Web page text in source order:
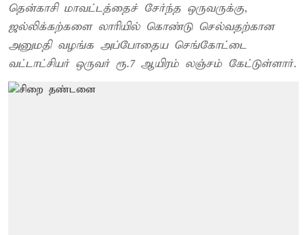
தென்காசி மாவட்டத்தைச் சேர்ந்த ஒருவருக்கு,
ஜல்லிக்கற்களை லாரியில் கொண்டு செல்வதற்கான
அனுமதி வழங்க அப்போதைய செங்கோட்டை
வட்டாட்சியர் ஒருவர் ரூ.7 ஆயிரம் லஞ்சம் கேட்டுள்ளார்.